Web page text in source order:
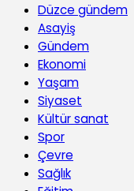
Düzce gündem
Asayiş
Gündem
Ekonomi
Yaşam
Siyaset
Kültür sanat
Spor
Çevre
Sağlık